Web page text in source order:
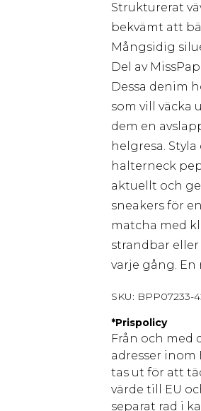
Strukturerat
bekvämt att
Mångsidig
Del av
Dessa denim
som vill väcka
dem en
helgresa.
halterneck
aktuellt och
sneakers för
matcha med
strandbar eller
varje gång.
SKU: BPP07233-
*Prispolicy
Från och med
adresser
tas ut för att
värde till EU
separat rad i